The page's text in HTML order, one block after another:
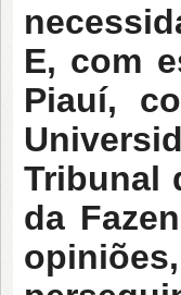
E, com
Piauí,
Tribunal
da